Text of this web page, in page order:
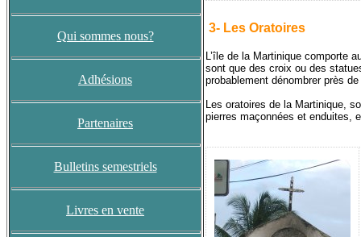
Qui sommes nous?
Adhésions
Partenaires
Bulletins semestriels
Livres en vente
3- Les Oratoires
L’île de la Martinique comporte
sont que des croix ou des
probablement dénombrer près
Les oratoires de la Martinique,
pierres maçonnées et enduites,